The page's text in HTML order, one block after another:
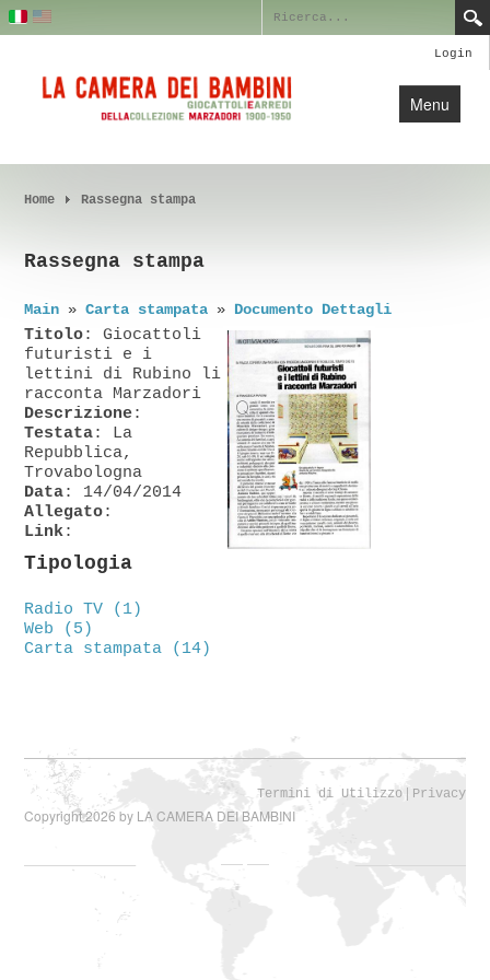
Login
Menu
Home
Profilo
Blog
Crediti
Contatti
Home Rassegna stampa
Rassegna stampa
Main »Carta stampata » Documento Dettagli
Titolo: Giocattoli
futuristi e i
lettini di Rubino li
racconta Marzadori
Descrizione:
Testata: La
Repubblica,
Trovabologna
Data: 14/04/2014
Allegato:
Link:
Tipologia
Radio TV (1)
Web (5)
Carta stampata (14)
Termini di Utilizzo| Privacy
Copyright 2026 by LA CAMERA DEI BAMBINI